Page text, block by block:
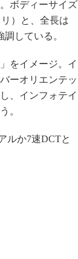
ボディーサイズ
）と、全長は
している。
をイメージ。イ
ーオリエンテッ
、インフォテイ
。
ルか7速DCTと